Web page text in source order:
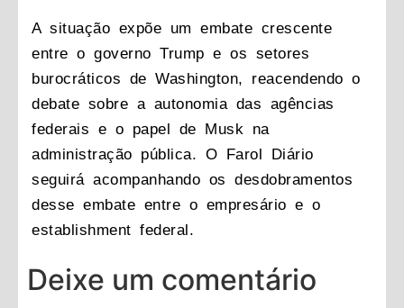
A situação expõe um embate crescente
entre o governo Trump e os setores
burocráticos de Washington, reacendendo o
debate sobre a autonomia das agências
federais e o papel de Musk na
administração pública. O Farol Diário
seguirá acompanhando os desdobramentos
desse embate entre o empresário e o
establishment federal.
Deixe um comentário